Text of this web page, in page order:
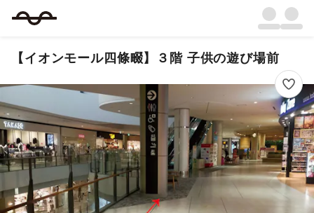
【イオンモール四條畷】３階 子供の遊び場前